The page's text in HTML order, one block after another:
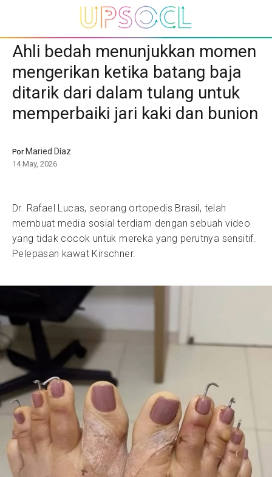
Ahli bedah menunjukkan momen
mengerikan ketika batang baja
ditarik dari dalam tulang untuk
memperbaiki jari kaki dan bunion
Por Maried Díaz
14 May, 2026
Dr. Rafael Lucas, seorang ortopedis Brasil, telah
membuat media sosial terdiam dengan sebuah video
yang tidak cocok untuk mereka yang perutnya sensitif.
Pelepasan kawat Kirschner.